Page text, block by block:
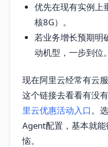
优先在现有实例
核8G）。
若业务增长预期明
动机型，一步到位。
现在阿里云经常有云
这个链接去看看有没
里云优惠活动入口 。
Agent配置，基本就
恼。